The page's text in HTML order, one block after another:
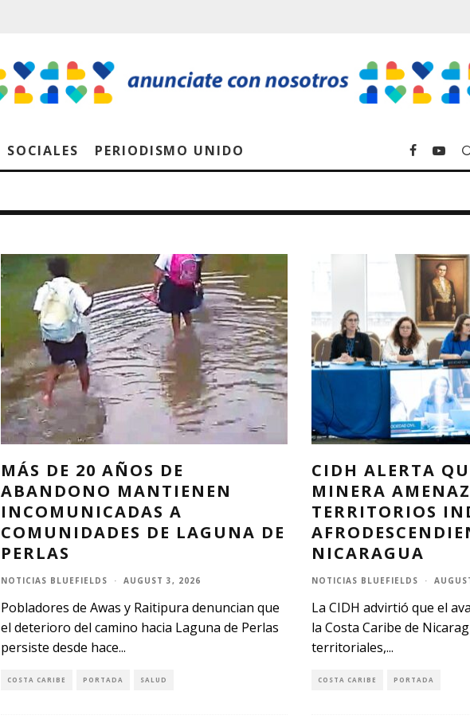
SOCIALES PERIODISMO UNIDO
MÁS DE 20 AÑOS DE
ABANDONO MANTIENEN
INCOMUNICADAS A
COMUNIDADES DE LAGUNA DE
PERLAS
NOTICIAS BLUEFIELDS · AUGUST 3, 2026
Pobladores de Awas y Raitipura denuncian que
el deterioro del camino hacia Laguna de Perlas
persiste desde hace...
COSTA CARIBE PORTADA SALUD
CIDH ALERTA
MINERA
TERRITORIOS
NICARAGUA
NOTICIAS BLUEFIELDS ·
La CIDH advirtió que el
la Costa Caribe de
territoriales,...
COSTA CARIBE PORTADA